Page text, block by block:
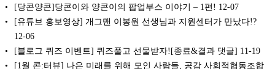
[당콘양콘]당콘이와 양콘이의 팝업부스 이야기 – 1편! 12-07
[유튜브 홍보영상] 개그맨 이봉원 선생님과 지원센터가 만났다!?
12-06
[블로그 퀴즈 이벤트] 퀴즈풀고 선물받자![종료&결과 댓글] 11-19
[1월 콘:터뷰] 나은 미래를 위해 모인 사람들, 공감 사회적협동조합